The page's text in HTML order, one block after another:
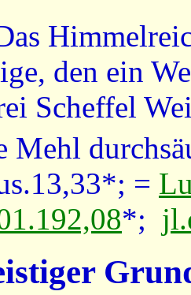
den ein
Scheffel
Mehl
=
*;